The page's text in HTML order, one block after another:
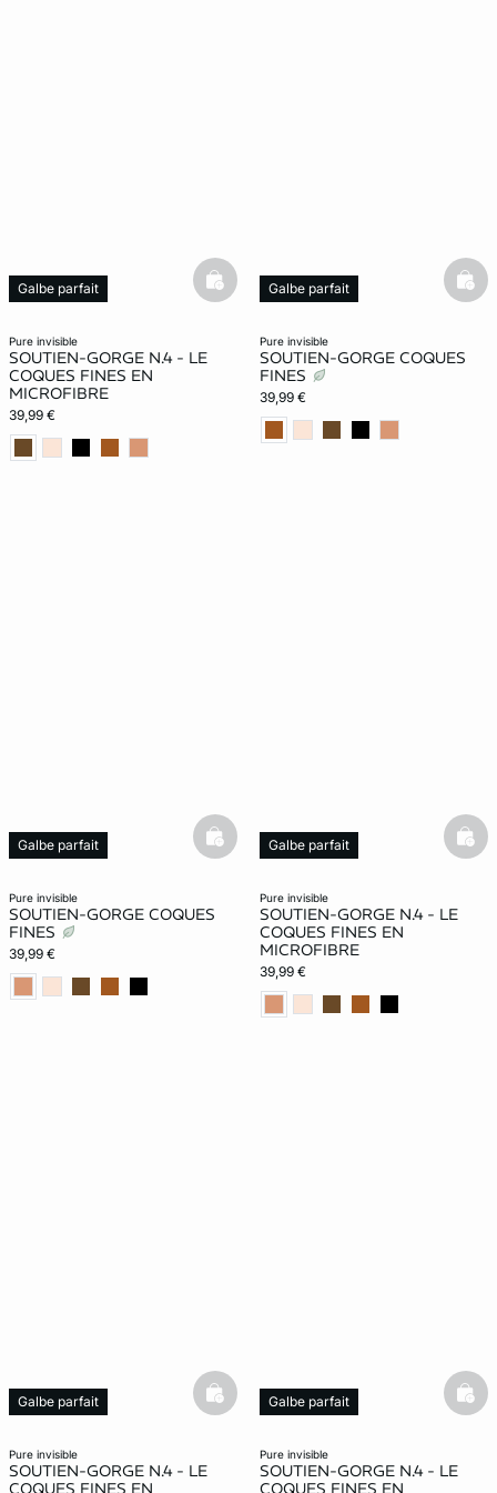
pure invisible
SOUTIEN-GORGE N.4 - LE
COQUES FINES EN
MICROFIBRE
39,99 €
Galbe parfait basketfull
pure invisible
SOUTIEN-GORGE COQUES
FINES
39,99 €
Galbe parfait
pure invisible
SOUTIEN-GORGE COQUES
FINES
39,99 €
Galbe parfait basketfull
pure invisible
SOUTIEN-GORGE N.4 - LE
COQUES FINES EN
MICROFIBRE
39,99 €
Galbe parfait
pure invisible
SOUTIEN-GORGE N.4 - LE
COQUES FINES EN
Galbe parfait basketfull
pure invisible
SOUTIEN-GORGE N.4 - LE
COQUES FINES EN
Galbe parfait